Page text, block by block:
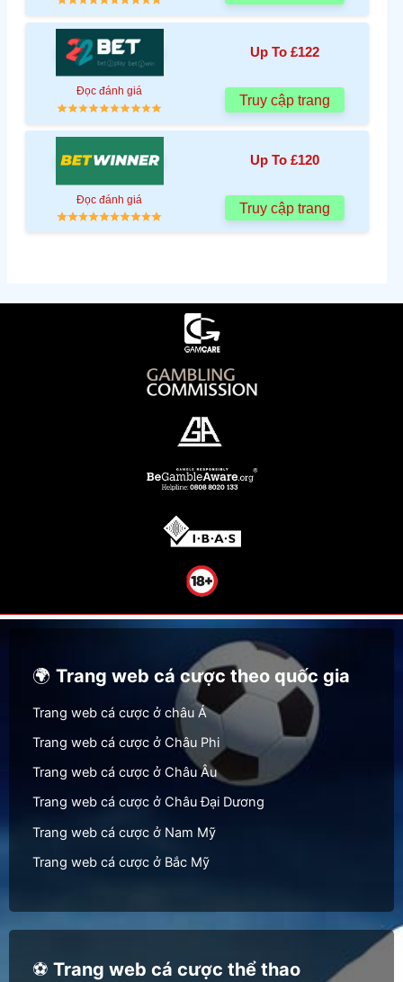
Up To £122
Đọc đánh giá
Truy cập trang
Up To £120
Đọc đánh giá
Truy cập trang
🌍Trang web cá cược theo quốc gia
Trang web cá cược ở châu Á
Trang web cá cược ở Châu Phi
Trang web cá cược ở Châu Âu
Trang web cá cược ở Châu Đại Dương
Trang web cá cược ở Nam Mỹ
Trang web cá cược ở Bắc Mỹ
⚽Trang web cá cược thể thao